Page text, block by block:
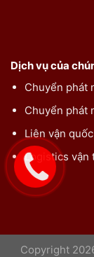
Dịch vụ của
Chuyển phát
Chuyển phát
Liên vận
Logistics vận
Copyright